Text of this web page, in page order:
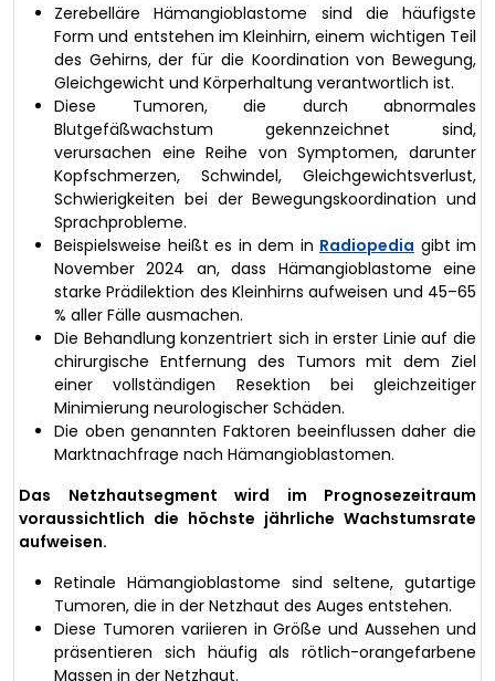
Zerebelläre Hämangioblastome sind die häufigste
Form und entstehen im Kleinhirn, einem wichtigen Teil
des Gehirns, der für die Koordination von Bewegung,
Gleichgewicht und Körperhaltung verantwortlich ist.
Diese Tumoren, die durch abnormales
Blutgefäßwachstum gekennzeichnet sind,
verursachen eine Reihe von Symptomen, darunter
Kopfschmerzen, Schwindel, Gleichgewichtsverlust,
Schwierigkeiten bei der Bewegungskoordination und
Sprachprobleme.
Beispielsweise heißt es in dem in Radiopedia gibt im
November 2024 an, dass Hämangioblastome eine
starke Prädilektion des Kleinhirns aufweisen und 45–65
% aller Fälle ausmachen.
Die Behandlung konzentriert sich in erster Linie auf die
chirurgische Entfernung des Tumors mit dem Ziel
einer vollständigen Resektion bei gleichzeitiger
Minimierung neurologischer Schäden.
Die oben genannten Faktoren beeinflussen daher die
Marktnachfrage nach Hämangioblastomen.
Das Netzhautsegment wird im Prognosezeitraum
voraussichtlich die höchste jährliche Wachstumsrate
aufweisen.
Retinale Hämangioblastome sind seltene, gutartige
Tumoren, die in der Netzhaut des Auges entstehen.
Diese Tumoren variieren in Größe und Aussehen und
präsentieren sich häufig als rötlich-orangefarbene
Massen in der Netzhaut.